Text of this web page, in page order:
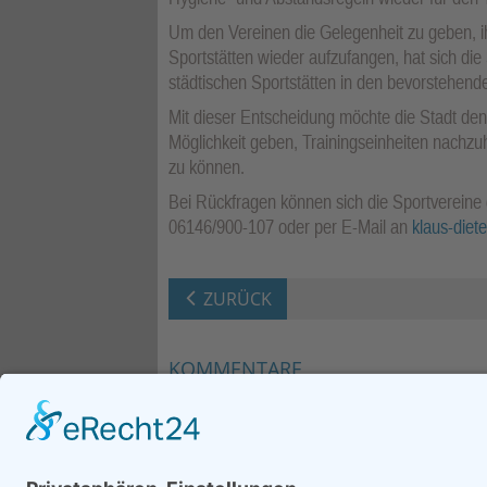
Um den Vereinen die Gelegenheit zu
Sportstätten wieder aufzufangen, hat sich
städtischen Sportstätten in den
Mit dieser Entscheidung möchte die Stadt
Möglichkeit geben, Trainingseinheiten
zu können.
Bei Rückfragen können sich die
06146/900-107 oder per E-Mail an klaus-
ZURÜCK
KOMMENTARE
Neuen Kommentar verfassen